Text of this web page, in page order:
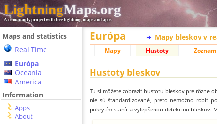
LightningMaps.org
A community project with free lightning maps and apps
Maps and statistics
Real Time
Európa
Oceania
America
Information
Apps
About
Európa Mapy bleskov v
Mapy Hustoty Zoznam
Hustoty bleskov
Tu si môžete zobraziť hustotu bleskov pre rôzne
nie sú štandardizované, preto nemožno robiť
pokrytím staníc a vylepšenou detekciou bleskov.